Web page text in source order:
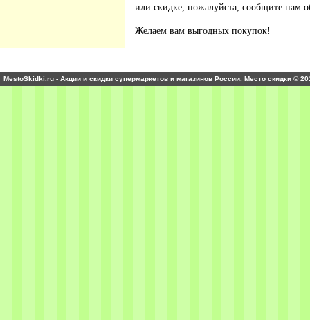
или скидке, пожалуйста, сообщите нам
Желаем вам выгодных покупок!
MestoSkidki.ru - Акции и скидки супермаркетов и магазинов России. Место скидки ©